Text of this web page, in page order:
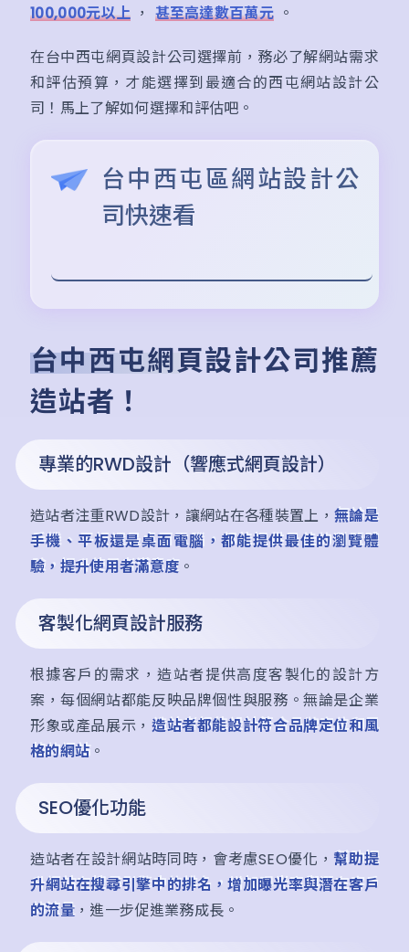
100,000元以上 ， 甚至高達數百萬元 。
在台中西屯網頁設計公司選擇前，務必了解網站需求
和評估預算，才能選擇到最適合的西屯網站設計公
司！馬上了解如何選擇和評估吧。
台中西屯區網站設計公
司快速看
台中西屯網頁設計公司推薦
造站者！
專業的RWD設計（響應式網頁設計）
造站者注重RWD設計，讓網站在各種裝置上， 無論是
手機、平板還是桌面電腦，都能提供最佳的瀏覽體
驗，提升使用者滿意度 。
客製化網頁設計服務
根據客戶的需求，造站者提供高度客製化的設計方
案，每個網站都能反映品牌個性與服務。無論是企業
形象或產品展示， 造站者都能設計符合品牌定位和風
格的網站。
SEO優化功能
造站者在設計網站時同時，會考慮SEO優化， 幫助提
升網站在搜尋引擎中的排名，增加曝光率與潛在客戶
的流量，進一步促進業務成長。